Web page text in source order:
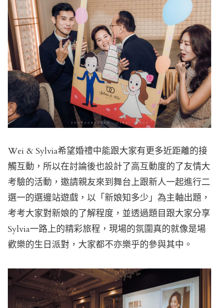
Wei & Sylvia希望婚禮中能跟大家有更多近距離的接
觸互動，所以在討論後也設計了高互動度的了友情大
考驗的活動，邀請親友來到舞台上跟新人一起進行二
選一的選邊站遊戲，以「新娘知多少」為主軸出題，
考考大家對新娘的了解程度，並透過題目跟大家分享
Sylvia一路上的精彩旅程，現場的氛圍真的就像是場
歡樂的生日派對，大家都不亦樂乎的參與其中。